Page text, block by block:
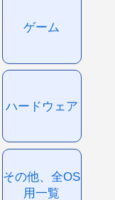
ゲーム
ハードウェア
その他、全OS
用一覧